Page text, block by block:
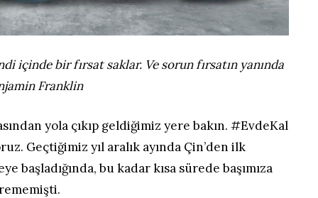
içinde bir fırsat saklar. Ve sorun fırsatın yanında
Franklin
yola çıkıp geldiğimiz yere bakın. #EvdeKal
Geçtiğimiz yıl aralık ayında Çin’den ilk
başladığında, bu kadar kısa sürede başımıza